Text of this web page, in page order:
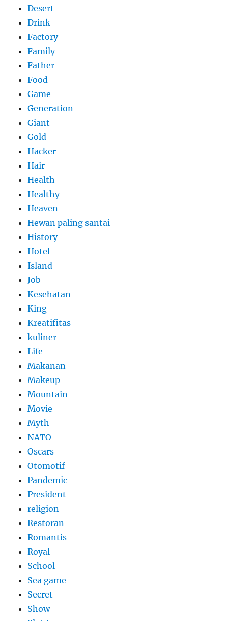
Desert
Drink
Factory
Family
Father
Food
Game
Generation
Giant
Gold
Hacker
Hair
Health
Healthy
Heaven
Hewan paling santai
History
Hotel
Island
Job
Kesehatan
King
Kreatifitas
kuliner
Life
Makanan
Makeup
Mountain
Movie
Myth
NATO
Oscars
Otomotif
Pandemic
President
religion
Restoran
Romantis
Royal
School
Sea game
Secret
Show